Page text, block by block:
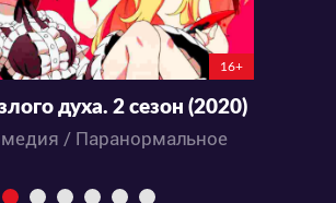
16+
духа. 2 сезон (2020)
/ Паранормальное